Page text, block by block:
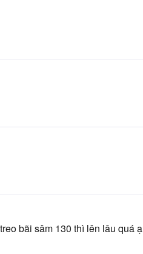
bãi sâm 130 thì lên lâu quá ạ